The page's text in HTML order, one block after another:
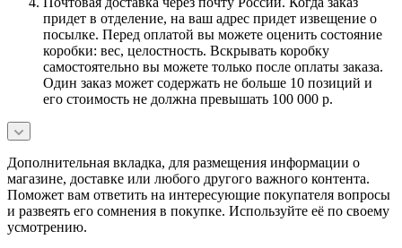
придет в отделение, на ваш адрес придет извещение о
посылке. Перед оплатой вы можете оценить состояние
коробки: вес, целостность. Вскрывать коробку
самостоятельно вы можете только после оплаты заказа.
Один заказ может содержать не больше 10 позиций и
его стоимость не должна превышать 100 000 р.
Дополнительная вкладка, для размещения информации о
магазине, доставке или любого другого важного контента.
Поможет вам ответить на интересующие покупателя вопросы
и развеять его сомнения в покупке. Используйте её по своему
усмотрению.